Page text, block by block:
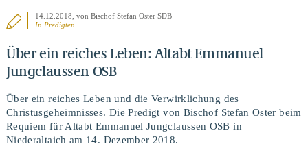
14.12.2018 , von Bischof Stefan Oster SDB
In Predigten
Über ein reiches Leben: Altabt Emmanuel
Jungclaussen OSB
Über ein reiches Leben und die Verwirklichung des
Christusgeheimnisses. Die Predigt von Bischof Stefan Oster beim
Requiem für Altabt Emmanuel Jungclaussen OSB in
Niederaltaich am 14. Dezember 2018.